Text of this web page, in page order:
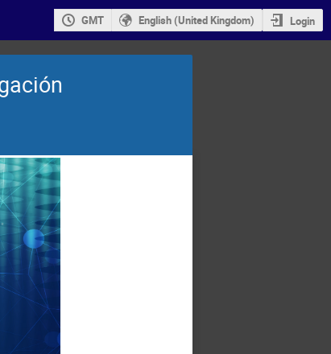
GMT English (United Kingdom) Login